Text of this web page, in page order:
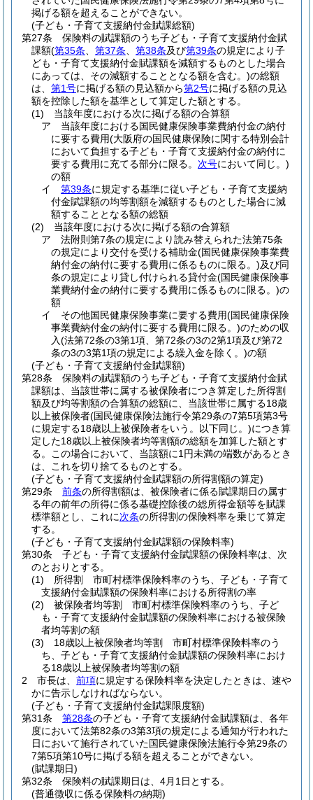
掲げる額を超えることができない。
(子ども・子育て支援納付金賦課総額)
第27条
保険料の賦課額のうち子ども・子育て支援納付金賦
課額(第35条 第37条 第38条及び第39条の規定により子
ども・子育て支援納付金賦課額を減額するものとした場合
にあっては、その減額することとなる額を含む。)の総額
は、 第1号に掲げる額の見込額から第2号に掲げる額の見込
額を控除した額を基準として算定した額とする。
(1)
当該年度における次に掲げる額の合算額
ア
当該年度における国民健康保険事業費納付金の納付
に要する費用(大阪府の国民健康保険に関する特別会計
において負担する子ども・子育て支援納付金の納付に
要する費用に充てる部分に限る。 次号において同じ。)
の額
イ
第39条に規定する基準に従い子ども・子育て支援納
付金賦課額の均等割額を減額するものとした場合に減
額することとなる額の総額
(2)
当該年度における次に掲げる額の合算額
ア
法附則第7条の規定により読み替えられた法第75条
の規定により交付を受ける補助金(国民健康保険事業費
納付金の納付に要する費用に係るものに限る。)及び同
条の規定により貸し付けられる貸付金(国民健康保険事
業費納付金の納付に要する費用に係るものに限る。)の
額
イ
その他国民健康保険事業に要する費用(国民健康保険
事業費納付金の納付に要する費用に限る。)のための収
入(法第72条の3第1項、第72条の3の2第1項及び第72
条の3の3第1項の規定による繰入金を除く。)の額
(子ども・子育て支援納付金賦課額)
第28条
保険料の賦課額のうち子ども・子育て支援納付金賦
課額は、当該世帯に属する被保険者につき算定した所得割
額及び均等割額の合算額の総額に、当該世帯に属する18歳
以上被保険者(国民健康保険法施行令第29条の7第5項第3号
に規定する18歳以上被保険者をいう。以下同じ。)につき算
定した18歳以上被保険者均等割額の総額を加算した額とす
る。
この場合において、当該額に1円未満の端数があるとき
は、これを切り捨てるものとする。
(子ども・子育て支援納付金賦課額の所得割額の算定)
第29条
前条の所得割額は、被保険者に係る賦課期日の属す
る年の前年の所得に係る基礎控除後の総所得金額等を賦課
標準額とし、これに次条の所得割の保険料率を乗じて算定
する。
(子ども・子育て支援納付金賦課額の保険料率)
第30条
子ども・子育て支援納付金賦課額の保険料率は、次
のとおりとする。
(1)
所得割 市町村標準保険料率のうち、子ども・子育て
支援納付金賦課額の保険料率における所得割の率
(2)
被保険者均等割 市町村標準保険料率のうち、子ど
も・子育て支援納付金賦課額の保険料率における被保険
者均等割の額
(3)
18歳以上被保険者均等割 市町村標準保険料率のう
ち、子ども・子育て支援納付金賦課額の保険料率におけ
る18歳以上被保険者均等割の額
2
市長は、 前項に規定する保険料率を決定したときは、速や
かに告示しなければならない。
(子ども・子育て支援納付金賦課限度額)
第31条
第28条の子ども・子育て支援納付金賦課額は、各年
度において法第82条の3第3項の規定による通知が行われた
日において施行されていた国民健康保険法施行令第29条の
7第5項第10号に掲げる額を超えることができない。
(賦課期日)
第32条
保険料の賦課期日は、4月1日とする。
(普通徴収に係る保険料の納期)